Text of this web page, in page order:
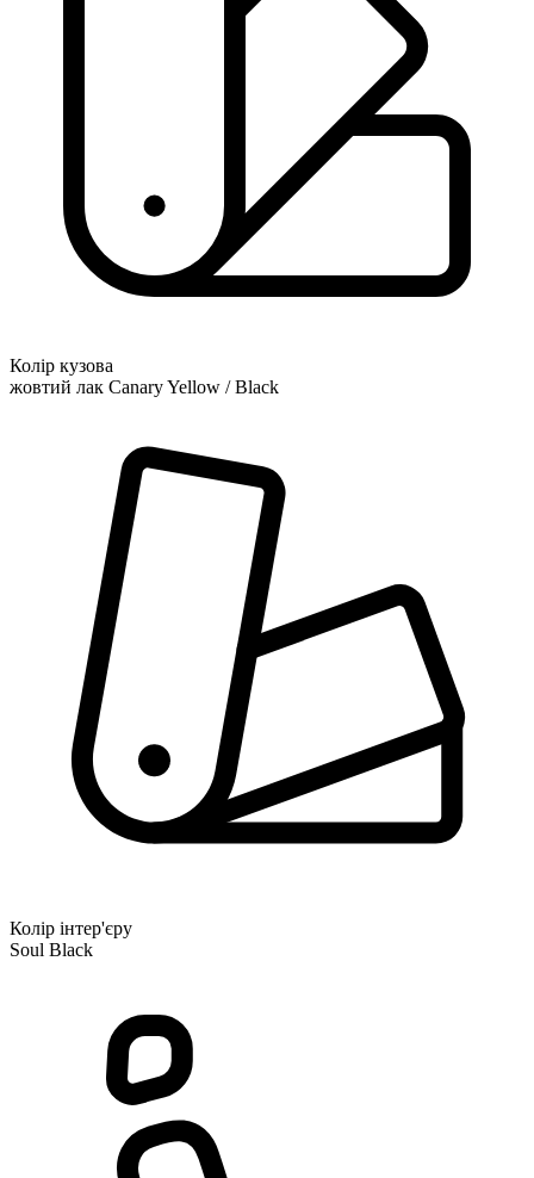
Колір кузова
жовтий лак Canary Yellow / Black
Колір інтер'єру
Soul Black